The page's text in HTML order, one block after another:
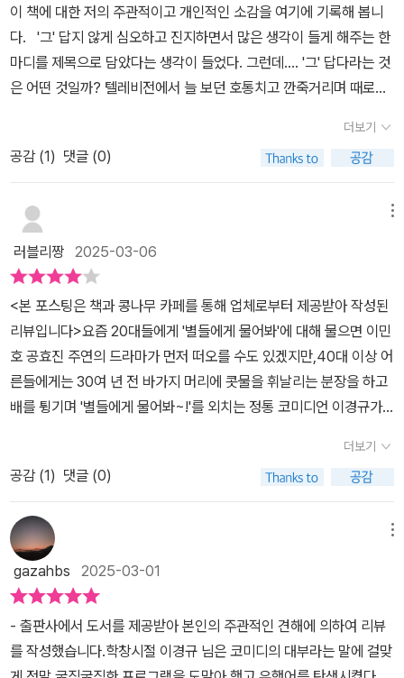
프로그램이 나를 바꿨다. 조금 더 나은 시민으로, 조금 더 나은 사람으
로. 나는 내가 만든 캠페인을 첫 번째로 실천해야만 했다. 그게 내 운
명이다.오랜시간동안 방송인으로 살면서 신문의 연예면에서만 보았
지 사회면에서 만나지 못한 이유는 그가 가진 절대적인 룰이 있었기
에 가능했음을 보여주는 부분이다. 공익 방송 진행으로 기억되는 그
시절 방송들. 조작이라는 말들도 있었지만 세상 어느 곳이든 그렇게
실의 힘은 전달하고있는 이도 같이 지켜가며 살아왔기에 이건 리얼이
다 라고 할 수 있음의 모범사례가 되고픈 마음을 헤아려보게된다. 전
달자의 이중적인 삶이 숨겨져있었다면 그 방송도 잘 나가는 프로그램
이 될 수 없었겠지. 방송은 역시나 허구였다고 코웃음 치는 일이 없도
록 만들어낸 진행자의 뚝심있는 진심 덕에 우리는 세상에 양심이 존
재하고, 도덕이 유지되어도 살만하다는 걸 느끼게 해 주어 감사하게
생각한다.​📖살아남는 자가 승자다_ 진정한 승리는 속도가 아니라 지
속하는 힘에서 나온다. 코앞의 이익에 목숨을 걸지 말자. 살아남는 사
다. 아직까지 살아남은 내가 하는 말이니 틀림없다.뭔가 신빙성있는
말이다? 거봐! 이 아저씨도 살아남아서 계속 일하고 있잖냐? 못할거
같지? 해봐! 해보면 또 되게되어있어. 라는 듯한 이야기가 귓가에 맴
돌게 된다. 급히 내달리기보단 내 페이스에 맞춰서 계속 가려는 목표.
조급함? 다급함? 조바심을 버리고 일단 내딛어보고 생각하자는 듯이
말하는 인생선배, 아빠 친구가 툭툭 던지는 리얼한 후기. 구설수도 없
고, 사회생활이든 가정생활이든 입 댈 일 없기위해서 우리집에서 아
빠와 딱 소주 각 1병씩만 먹고 집으로 털레털레 걸어가려 하는 아빠친
구같은 사람의 사람좋은 웃음이 눈 앞에 그려진다. 소주 심부름 갔다
녹화를 쉰 적이 없다. 아파도 주사를 맞고 촬영에 들어갔고, 다치면 방
송에 지장이 있으니까 위험한 운동도 피했다 ' 일을 위해서 제대로 쉬
어본 적이 없다거나 수술도 녹화가 끝나고 나서 했다는 것을 보면 직
업윤리가 대단히 높은 분이라는 것을 알 수 있었다. 역시 한 분야의 리
가올 미래를 읽는 혜안, 그리고 생각보다 많이 소탈했던 점도 이 책을
통해서 알게 된 것이다. 예전에는 TV 프로가 주요 방송국 중심이었다
면, 요즘은 넷플릭스와 같은 OTT나 유튜브 쪽으로 플랫폼이 옮겨간
다. 시대의 흐름에 맞게, 젊은이들처럼 재빠르게 현실에 적응해 나가
는 면이 이 분을 오랫동안 현업에 종사하게 해 준게 아닌가 하는 생각
이 들었다. 그리고 '몰래카메라'나 '양심냉장고'같은 당시 큰 히트를 친
작품들도 이 분이 시작한 것이고 그런 포맷을 가진 프로그램들이 이
후에 많이 만들어진다. 정말 시대를 앞서간 사람이라고 볼 수 있다. 최
근에는 반려동물과 관련된 프로그램도 많이 하시는데, 그런 모습들을
보면서 참 따뜻하고 인간적인 분이라 다른 생각을 하게 되었다.​개그
맨들은 슬프거나 화가 나도 일단 웃음을 만들어내고 보는데, 이경규
씨도 그런 것 같다. 이 책 속에 오래된 친구와 삼겹살을 구워 먹다가
재권이는 내 앞니 두 개를 해주었다. 안동의 어느 치과에 가면 입구에
역시 배신자들은 가까이에 살고 있다.' 롱런하는 개그맨, 히트작 제조
기, 영화 제작자, 그리고 개버지 ( 강아지 아버지 ) 내가 이경규 씨에
게 붙이고 싶은 수식어는 정말 많다. 이 모두가 그의 재능에서 비롯되
었기도 했지만 그의 인간성과 성실성도 한몫을 했다는 걸 이 책을 통
해서 알게 되었다. 그뿐만 아니라 그는 후배들에게 존경받고 스태프
들이 같이 일하고 싶은 그런 사람이라는 것도 알 수 있었다. 그 어떤
의 자격, 한랭 캠프, 한 끼 줍쇼, 도시어 부 등에 출연을 하면서 자리를
잡아 45년 차 현역의 자리를 남에게 내어주지 않고 지키고 있다.10
년 전 호주의 긴 여정에서 공황 장애를 얻어 지금도 약을 복용하고 있
다고 한다. 인간은 복잡하고 연약한 존재로 긴장이 많이 쌓일수록 고
독은 깊어진다. 혼자 사색하는 시간이 필요하고 웃음을 터뜨리고 싶
을수록 침묵하는 시간이 필요하다. 생각을 비우는 것이 진정한 사색
하자니 너무 약소해서 냉장고로 바꾸면서 양심을 속이면 음식이 부패
하는 것을 찾아냈다. 이런 작은 아이디어가 세상을 바꾸게 되는 것을
목격하게 되었다고 하니 양심을 속이는 일은 절대 하지 않도록 해야
겠다는 생각을 갖게 만든다.​이런 프로로 다져진 이경규 씨는 양심을
지키는 사람으로 바뀌게 된다. 개를 산책할 때 물을 가져가서 개가 소
변을 보면 가져간 물로 희석을 시켰으며 예로 일본의 전봇대 수명이
개 오줌으로 인해 절반으로 줄었다는 새로운 정보를 얻고 간다. 어떤
일이든 100%로 소진하지 말고 오늘은 70%만 올리고 내일 할 것 3
어지기에 이것이 길게 오래가는 전략이며 사회생활의 진리인 듯하다.
최근 은퇴 전국 투어 콘서트를 한 나훈아 씨가 부산 초량초등학교 선
배라고 하며 부산 사나이로 유명하다.​서울에서 고학 시절 할머니가
끓여주신 닭곰탕이 시간이 지나 꼬꼬면으로 재 탄생한다. 할머니가
손자를 기다리며 밤새 끓였던 닭곰탕 맛을 재현하지 못하여 아쉽다고
했다. 그리고 부산에 계시는 어머니가 보내주신 콩잎 반찬, 이거 경상
도에만 해 먹는 반찬 음식이며 마른 콩 잎에 거의 양념 맛으로 먹는 나
뭇잎 같은 모양을 하고 있다.​반려견 이야기도 나온다. 가족을 위해 하
루 종일 떨어져 있다 집에 오면 방문도 열지 않고 있지만 개는 반갑다
이 책에 대한 저의 주관적이고 개인적인 소감을 여기에 기록해 봅니
다. '그' 답지 않게 심오하고 진지하면서 많은 생각이 들게 해주는 한
마디를 제목으로 담았다는 생각이 들었다. 그런데.... '그' 답다라는 것
은 어떤 것일까? 텔레비전에서 늘 보던 호통치고 깐죽거리며 때로는
읽어 보았다. 그는 나와 살아온 시대가 달랐는데다 내게는 그저 티비
속의 인물이었고 큰 호불호도 없었던... 그냥 이것저것 많이 하던 오랜
방송인이었다. 그래도 연예인인데 싶어 직업과 작품들에 관련한 이야
기를 하려나 생각했었다. 하지만 의외로 사람 냄새나는, 그냥 옆집 아
저씨의 이야기를 듣고 읽은 듯한 느낌의 이야기 책이었다. 평소 자신
의 삶에 대한 이런저런 경험과 생각들, 직업인으로서 그리고 한 가정
의 아빠이고 남편이고 아들로서의 이야기, 자신의 꿈에 대한 여러 이
야기가 들어 있었다. 어찌 보면 그냥 열심히 삶을 살아가는 사람의 그
간 살아온 이야기였다. 그덕분에 책을 읽는 나는 이 책이 재미가 있었
고 부담스럽거나 지루하지 않게 읽을 수 있었다. 건강이 악화되어 약
을 먹고 있다는 이야기를 읽을 땐 우리의 부모님들이 떠오르기도 했
고 일을 하면서 얼마나 많은 정신적 고통과 스트레스를 받았을까 생
각하니 마음이 좋지 않았다. 하지만 배우가 되기 위해 과감히 서울로
올라오고 개그맨 시험을 치루고 한참 전성기일때 일본으로 공부하러
도전하며 어떻게든 해내려는 모습이 멋지게 보이기도 했다. 그는 직
업적인 면에 있어서도 전문가다웠다. 무슨 일을 했어도 그는 아마 그
랬을거 같다. 최선을 다하고 매 순간 배우고 깨닫고 생각하고 노력했
다. 오랜 시간을 그렇게 해내기도 참 쉽지 않을 거 같은데 그는 박수칠
때 떠나지 않겠다, 한 사람도 박수치지 않을때까지 웃기겠다고 말하
는 모습에서 자신의 일에 대한 열정을 보이기도 했다. 책을 읽으며 점
점 그에 대한 생각이 많이 달라졌다. 남을 즐겁게 해주니 깐깐하지 않
더보기
공감 (1) 댓글 (0)
러블리짱 2025-03-06
<본 포스팅은 책과 콩나무 카페를 통해 업체로부터 제공받아 작성된
리뷰입니다>요즘 20대들에게 '별들에게 물어봐'에 대해 물으면 이민
호 공효진 주연의 드라마가 먼저 떠오를 수도 있겠지만,40대 이상 어
른들에게는 30여 년 전 바가지 머리에 콧물을 휘날리는 분장을 하고
배를 튕기며 '별들에게 물어봐~!'를 외치는 정통 코미디언 이경규가
대거 방송 출연을 하면서 정통 코미디언들의 자리가 많이 줄어들고
있지만, MBC 공채 1기 개그맨으로 크고 작은 사건사고 없이 예능계
최고참 대부로 자리 잡고 후배들에게 많은 귀감을 받고 있는 이경규
는 자타 공인 최고의 개그맨이 아닐까 하는 생각이 든다.버럭 개그의
원조이자 누구나 생각은 하지만 시도하지 않은 것들에 대해 도전하고
재미는 물론 사회에 모범이 되는 방송도 많이 하지만 사실 방송에서
만 비치는 모습만으로는 그가 어떤 사람인지 알 수 없었는데, 그의 첫
에세이인 <삶이라는 완벽한 농담>을 통해 그의 진솔한 이야기 속 삶
에 대한 자세를 들여다보기로 하자.기발한 방법들로 수많은 연예인들
더보기
공감 (1) 댓글 (0)
gazahbs 2025-03-01
- 출판사에서 도서를 제공받아 본인의 주관적인 견해에 의하여 리뷰
를 작성했습니다.학창시절 이경규 님은 코미디의 대부라는 말에 걸맞